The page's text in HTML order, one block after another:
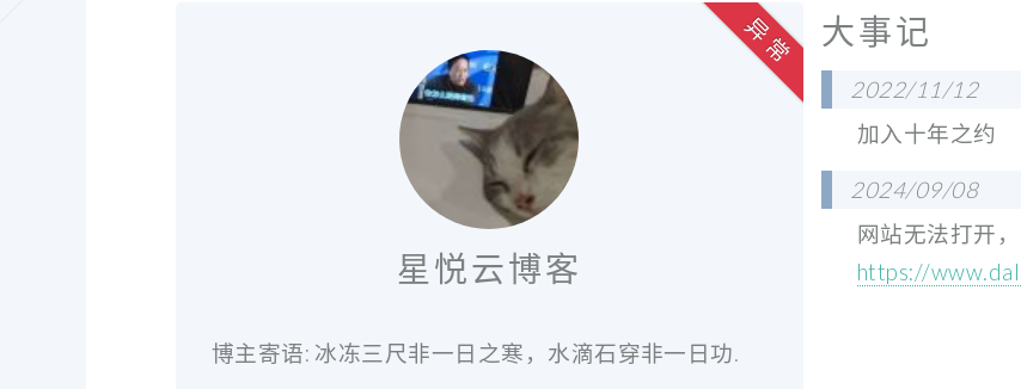
星悦云博客
博主寄语: 冰冻三尺非一日之寒，水滴石穿非一日功.
异 常 大事记
2022/11/12
加入十年之约
2024/09/08
网站无法打开
https://